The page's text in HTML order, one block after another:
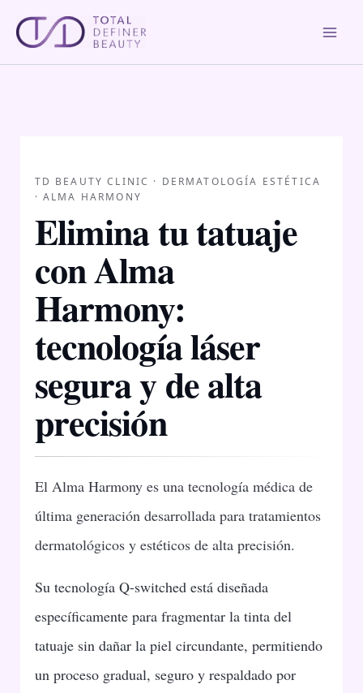
content
TD BEAUTY CLINIC · DERMATOLOGÍA ESTÉTICA
· ALMA HARMONY
Elimina tu tatuaje
con Alma
Harmony:
tecnología láser
segura y de alta
precisión
El Alma Harmony es una tecnología médica de
última generación desarrollada para tratamientos
dermatológicos y estéticos de alta precisión.
Su tecnología Q-switched está diseñada
específicamente para fragmentar la tinta del
tatuaje sin dañar la piel circundante, permitiendo
un proceso gradual, seguro y respaldado por